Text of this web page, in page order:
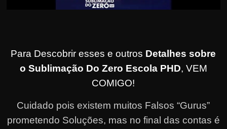
Para Descobrir esses e outros Detalhes sobre
o Sublimação Do Zero Escola PHD, VEM
COMIGO!
Cuidado pois existem muitos Falsos “Gurus”
prometendo Soluções, mas no final das contas é